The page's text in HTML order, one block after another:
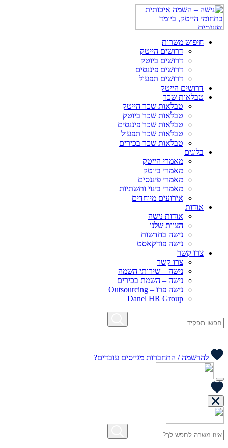
חיפוש משרות
דרושים הייטק
דרושים ביוטק
דרושים פיננסים
דרושים תפעול
דרושים הייטק
טבלאות שכר
טבלאות שכר הייטק
טבלאות שכר ביוטק
טבלאות שכר פיננסים
טבלאות שכר תפעול
טבלאות שכר בכירים
בלוגים
מאמרי הייטק
מאמרי ביוטק
מאמרי פיננסים
מאמרי בינוי ותשתיות
אירועים מיוחדים
אודות
אודות נישה
הצוות שלנו
נישה בחדשות
נישה פודקאסט
צרו קשר
צרו קשר
נישה – שירותי השמה
נישה – השמת בכירים
נישה פרו – Outsourcing
Danel HR Group
להרשמה / התחברות מגייסים עובדים?